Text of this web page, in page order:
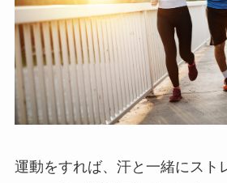
運動をすれば、汗と一緒にスト